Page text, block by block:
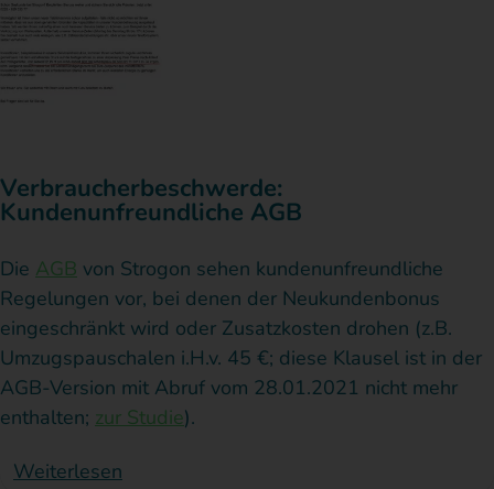
Verbraucherbeschwerde:
Kundenunfreundliche AGB
Die AGB von Strogon sehen kundenunfreundliche
Regelungen vor, bei denen der Neukundenbonus
eingeschränkt wird oder Zusatzkosten drohen (z.B.
Umzugspauschalen i.H.v. 45 €; diese Klausel ist in der
AGB-Version mit Abruf vom 28.01.2021 nicht mehr
enthalten; zur Studie).
Weiterlesen